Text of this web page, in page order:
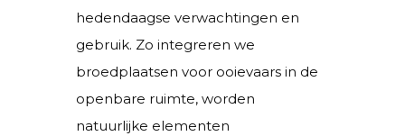
hedendaagse verwachtingen en
gebruik. Zo integreren we
broedplaatsen voor ooievaars in de
openbare ruimte, worden
natuurlijke elementen